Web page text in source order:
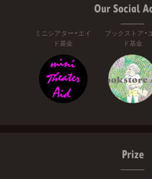
Our Social
ミニシアター・エイ
ド基金
ブックストア・
ド基金
Prize